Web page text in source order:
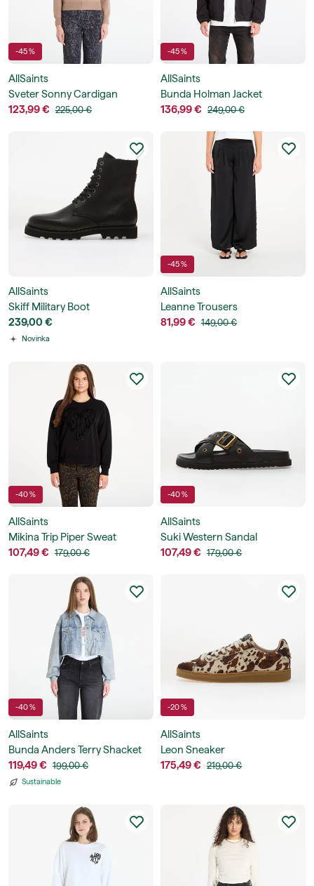
-45 %
AllSaints
Sveter Sonny Cardigan
123,99 € 225,00 €
-45 %
AllSaints
Bunda Holman Jacket
136,99 € 249,00 €
AllSaints
Skiff Military Boot
239,00 €
Novinka
-45 %
AllSaints
Leanne Trousers
81,99 € 149,00 €
-40 %
AllSaints
Mikina Trip Piper Sweat
107,49 € 179,00 €
-40 %
AllSaints
Suki Western Sandal
107,49 € 179,00 €
-40 %
AllSaints
Bunda Anders Terry Shacket
119,49 € 199,00 €
Sustainable
-20 %
AllSaints
Leon Sneaker
175,49 € 219,00 €